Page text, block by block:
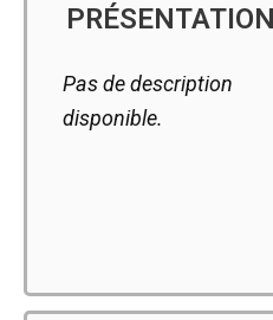
Pas de description
disponible.